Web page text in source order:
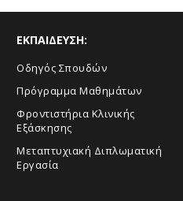
ΕΚΠΑΙΔΕΥΣΗ:
Οδηγός Σπουδών
Πρόγραμμα Μαθημάτων
Φροντιστήρια Κλινικής
Εξάσκησης
Μεταπτυχιακή Διπλωματική
Εργασία